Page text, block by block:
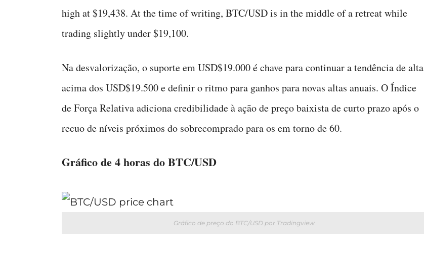
high at $19,438. At the time of writing, BTC/USD is in the middle of a retreat while
trading slightly under $19,100.
Na desvalorização, o suporte em USD$19.000 é chave para continuar a tendência de alta
acima dos USD$19.500 e definir o ritmo para ganhos para novas altas anuais. O Índice
de Força Relativa adiciona credibilidade à ação de preço baixista de curto prazo após o
recuo de níveis próximos do sobrecomprado para os em torno de 60.
Gráfico de 4 horas do BTC/USD
Gráfico de preço do BTC/USD por Tradingview